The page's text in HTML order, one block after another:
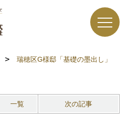
瑞穂区G様邸「基礎の墨出し」
一覧 次の記事